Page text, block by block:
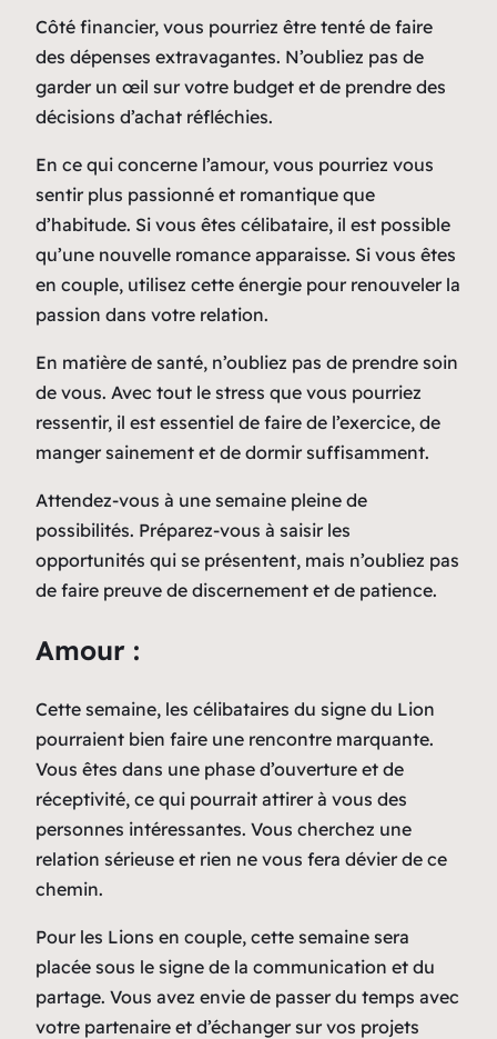
Côté financier, vous pourriez être tenté de faire
des dépenses extravagantes. N’oubliez pas de
garder un œil sur votre budget et de prendre des
décisions d’achat réfléchies.
En ce qui concerne l’amour, vous pourriez vous
sentir plus passionné et romantique que
d’habitude. Si vous êtes célibataire, il est possible
qu’une nouvelle romance apparaisse. Si vous êtes
en couple, utilisez cette énergie pour renouveler la
passion dans votre relation.
En matière de santé, n’oubliez pas de prendre soin
de vous. Avec tout le stress que vous pourriez
ressentir, il est essentiel de faire de l’exercice, de
manger sainement et de dormir suffisamment.
Attendez-vous à une semaine pleine de
possibilités. Préparez-vous à saisir les
opportunités qui se présentent, mais n’oubliez pas
de faire preuve de discernement et de patience.
Amour :
Cette semaine, les célibataires du signe du Lion
pourraient bien faire une rencontre marquante.
Vous êtes dans une phase d’ouverture et de
réceptivité, ce qui pourrait attirer à vous des
personnes intéressantes. Vous cherchez une
relation sérieuse et rien ne vous fera dévier de ce
chemin.
Pour les Lions en couple, cette semaine sera
placée sous le signe de la communication et du
partage. Vous avez envie de passer du temps avec
votre partenaire et d’échanger sur vos projets